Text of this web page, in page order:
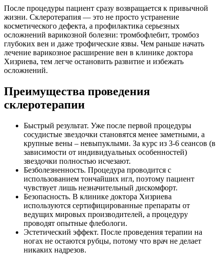
После процедуры пациент сразу возвращается к привычной
жизни. Склеротерапия — это не просто устранение
косметического дефекта, а профилактика серьезных
осложнений варикозной болезни: тромбофлебит, тромбоз
глубоких вен и даже трофические язвы. Чем раньше начать
лечение варикозное расширение вен в клинике доктора
Хизриева, тем легче остановить развитие и избежать
осложнений.
Преимущества проведения
склеротерапии
Быстрый результат. Уже после первой процедуры
сосудистые звездочки становятся менее заметными, а
крупные вены – невыпуклыми. За курс из 3-6 сеансов (в
зависимости от индивидуальных особенностей)
звездочки полностью исчезают.
Безболезненность. Процедура проводится с
использованием тончайших игл, поэтому пациент
чувствует лишь незначительный дискомфорт.
Безопасность. В клинике доктора Хизриева
используются сертифицированные препараты от
ведущих мировых производителей, а процедуру
проводят опытные флебологи.
Эстетический эффект. После проведения терапии на
ногах не остаются рубцы, потому что врач не делает
никаких надрезов.